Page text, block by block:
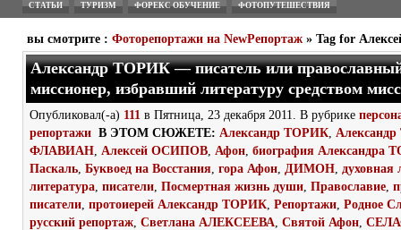
СТАТЬИ ТУРИЗМ ФОРЕКС ОБУЧЕНИЕ ФОТОПУТЕШЕСТВИЯ
вы смотрите : Фоторепортажи на NewРепортаж » Tag for
Александр ТОРИК — писатель или
миссионер, избравший литературу средством
Опубликовал(-а) 111 в Пятница, 23 декабря 2011. В рубрике
репортажи В ЭТОМ СЮЖЕТЕ: Александр ТОРИК Александр
ФЛАВИАН Алексей ОСИПОВ Афон биография Александра
Паскаль Буквоед на Восстания гора Афон ДИМОН духовная
литература писатели Посмертная жизнь души Православие
писатели протоиерей Александр ТОРИК Репортажи Родное
русский репортаж Светлана АЛЕКСЕЕВА Святой Афон